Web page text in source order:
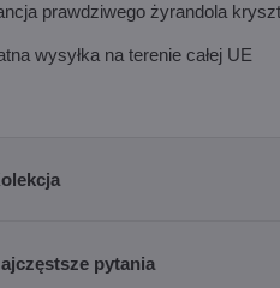
prawdziwego żyrandola
wysyłka na terenie całej UE
pytania